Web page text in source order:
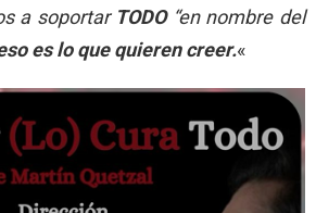
a soportar TODO“en nombre del
es lo que quieren creer.«